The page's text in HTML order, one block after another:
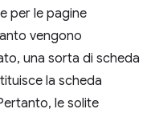
per le pagine
vengono
una sorta di scheda
la scheda
le solite